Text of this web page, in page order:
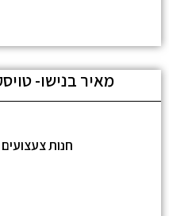
מאיר בנישו-
חנות